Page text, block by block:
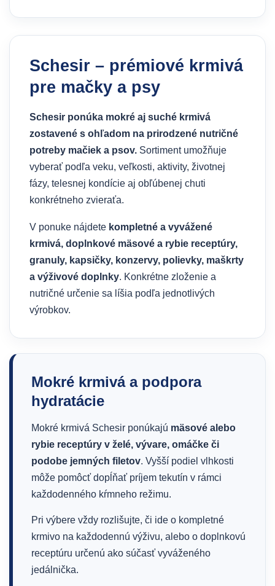
Schesir – prémiové krmivá
pre mačky a psy
Schesir ponúka mokré aj suché krmivá
zostavené s ohľadom na prirodzené nutričné
potreby mačiek a psov. Sortiment umožňuje
vyberať podľa veku, veľkosti, aktivity, životnej
fázy, telesnej kondície aj obľúbenej chuti
konkrétneho zvieraťa.
V ponuke nájdete kompletné a vyvážené
krmivá, doplnkové mäsové a rybie receptúry,
granuly, kapsičky, konzervy, polievky, maškrty
a výživové doplnky. Konkrétne zloženie a
nutričné určenie sa líšia podľa jednotlivých
výrobkov.
Mokré krmivá a podpora
hydratácie
Mokré krmivá Schesir ponúkajú mäsové alebo
rybie receptúry v želé, vývare, omáčke či
podobe jemných filetov. Vyšší podiel vlhkosti
môže pomôcť dopĺňať príjem tekutín v rámci
každodenného kŕmneho režimu.
Pri výbere vždy rozlišujte, či ide o kompletné
krmivo na každodennú výživu, alebo o doplnkovú
receptúru určenú ako súčasť vyváženého
jedálnička.